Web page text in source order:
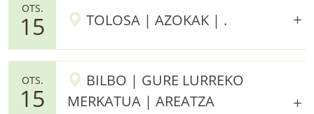
OTS.
15 TOLOSA | AZOKAK | .
OTS.
15
BILBO | GURE LURREKO
MERKATUA | AREATZA